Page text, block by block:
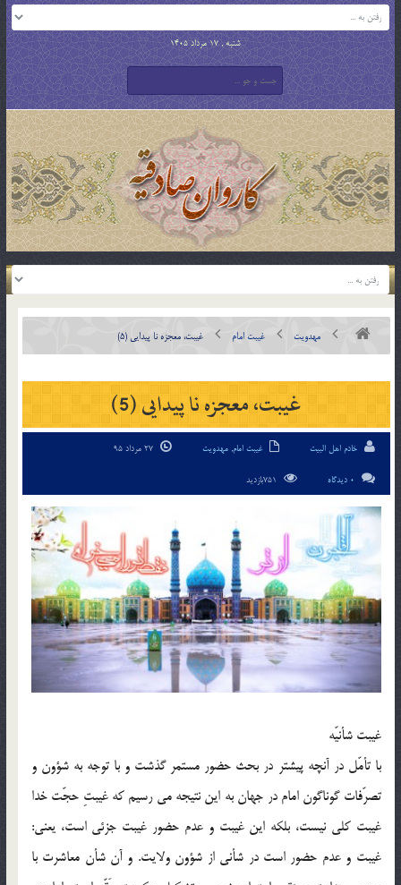
شنبه , 17 مرداد 1405
مهدویت غیبت امام غیبت، معجزه نا پیدایی (5)
غیبت، معجزه نا پیدایی (5)
خادم اهل البیت غیبت امام, مهدویت
0 دیدگاه
غیبت شأنیّه
با تأمّل در آنچه پیشتر در بحث حضور مستمر گذشت و با توجه به شؤون و
تصرّفات گوناگون امام در جهان به این نتیجه مى رسیم که غیبتِ حجّت خدا
غیبت کلى نیست، بلکه این غیبت و عدم حضور غیبت جزئى است، یعنى:
غیبت و عدم حضور است در شأنى از شؤون ولایت. و آن شأن معاشرت با